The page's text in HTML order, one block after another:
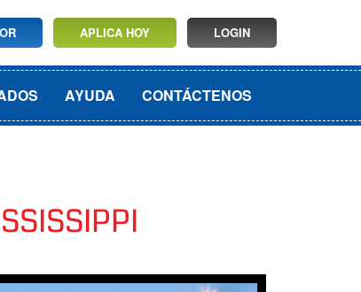
APLICA HOY LOGIN
AYUDA CONTÁCTENOS